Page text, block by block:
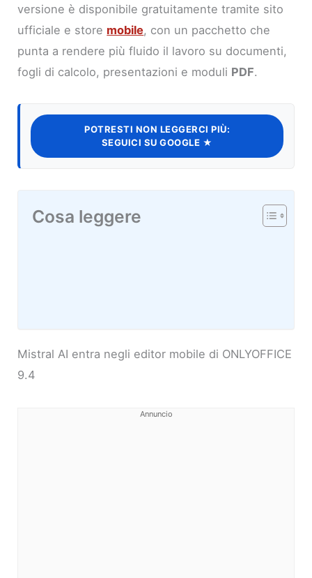
versione è disponibile gratuitamente tramite sito
ufficiale e store mobile, con un pacchetto che
punta a rendere più fluido il lavoro su documenti,
fogli di calcolo, presentazioni e moduli PDF.
POTRESTI NON LEGGERCI PIÙ:
SEGUICI SU GOOGLE ★
Cosa leggere
Mistral AI entra negli editor mobile di ONLYOFFICE
9.4
Annuncio